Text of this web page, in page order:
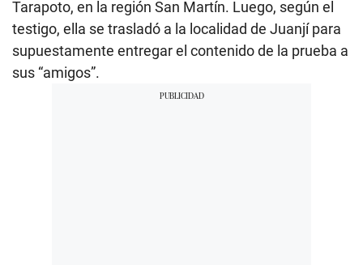
Tarapoto, en la región San Martín. Luego, según el
testigo, ella se trasladó a la localidad de Juanjí para
supuestamente entregar el contenido de la prueba a
sus “amigos”.